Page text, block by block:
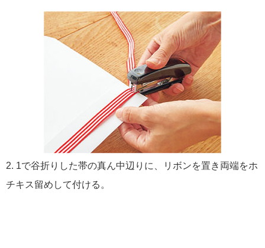
2. 1で谷折りした帯の真ん中辺りに、リボンを置き両端をホ
チキス留めして付ける。